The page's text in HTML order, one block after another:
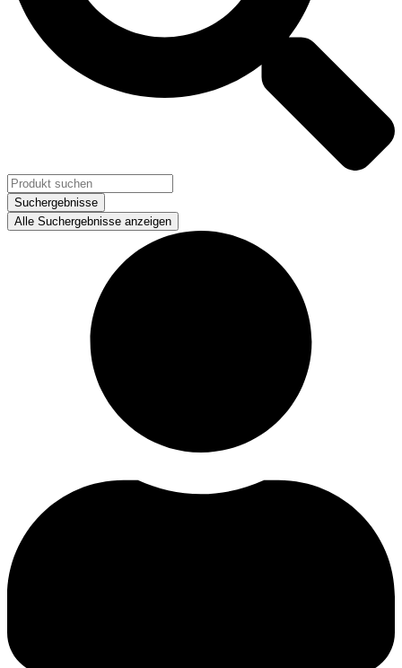
Suchergebnisse
Alle Suchergebnisse anzeigen